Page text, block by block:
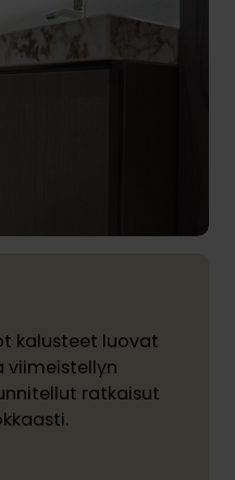
kalusteet luovat
viimeistellyn
ratkaisut